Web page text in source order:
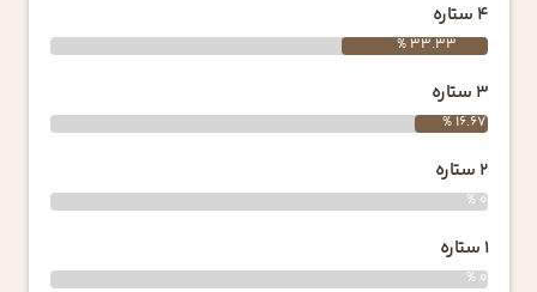
4 ستاره
33.33 %
3 ستاره
16.67 %
2 ستاره
0 %
1 ستاره
0 %